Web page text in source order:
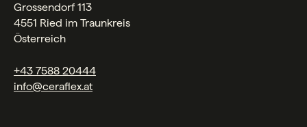
Grossendorf 113
4551 Ried im Traunkreis
Österreich
+43 7588 20444
info@ceraflex.at